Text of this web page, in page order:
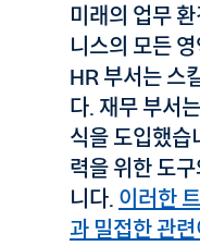
미래의 업무
니스의 모든
HR 부서는 스
다. 재무 부서
식을 도입했습
력을 위한 도
니다. 이러한
과 밀접한 관